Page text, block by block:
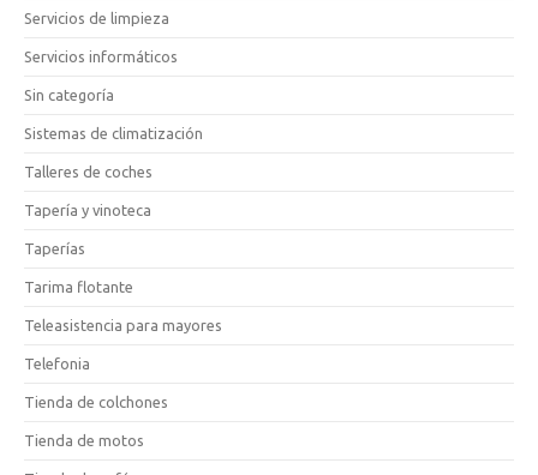
Servicios de limpieza
Servicios informáticos
Sin categoría
Sistemas de climatización
Talleres de coches
Tapería y vinoteca
Taperías
Tarima flotante
Teleasistencia para mayores
Telefonia
Tienda de colchones
Tienda de motos